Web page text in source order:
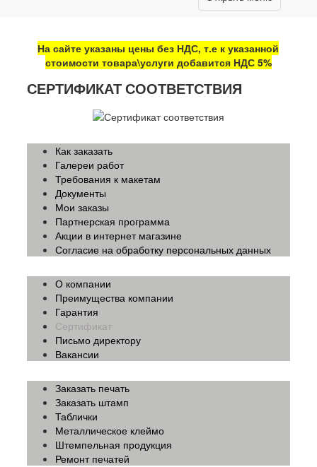
На сайте указаны цены без НДС, т.е к указанной
стоимости товара\услуги добавится НДС 5%
СЕРТИФИКАТ СООТВЕТСТВИЯ
Как заказать
Галереи работ
Требования к макетам
Документы
Мои заказы
Партнерская программа
Акции в интернет магазине
Согласие на обработку персональных данных
О компании
Преимущества компании
Гарантия
Сертификат
Письмо директору
Вакансии
Заказать печать
Заказать штамп
Таблички
Металлическое клеймо
Штемпельная продукция
Ремонт печатей